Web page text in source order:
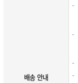
배송 안내